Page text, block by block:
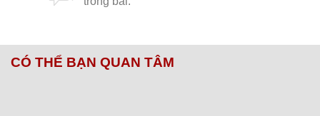
CÓ THỂ BẠN QUAN TÂM